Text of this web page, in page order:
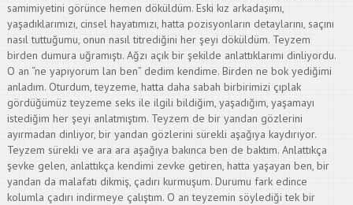
samimiyetini görünce hemen döküldüm. Eski kız arkadaşımı,
yaşadıklarımızı, cinsel hayatımızı, hatta pozisyonların detaylarını, saçını
nasıl tuttuğumu, onun nasıl titrediğini her şeyi döküldüm. Teyzem
birden dumura uğramıştı. Ağzı açık bir şekilde anlattıklarımı dinliyordu.
O an “ne yapıyorum lan ben” dedim kendime. Birden ne bok yediğimi
anladım. Oturdum, teyzeme, hatta daha sabah birbirimizi çıplak
gördüğümüz teyzeme seks ile ilgili bildiğim, yaşadığım, yaşamayı
istediğim her şeyi anlatmıştım. Teyzem de bir yandan gözlerini
ayırmadan dinliyor, bir yandan gözlerini sürekli aşağıya kaydırıyor.
Teyzem sürekli ve ara ara aşağıya bakınca ben de baktım. Anlattıkça
şevke gelen, anlattıkça kendimi zevke getiren, hatta yaşayan ben, bir
yandan da malafatı dikmiş, çadırı kurmuşum. Durumu fark edince
kolumla çadırı indirmeye çalıştım. O an teyzemin söylediği tek bir